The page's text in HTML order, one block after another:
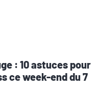
: 10 astuces pour
ce week-end du 7